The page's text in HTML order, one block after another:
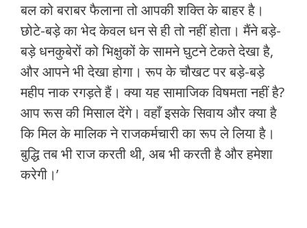
बल को बराबर फैलाना तो आपकी शक्ति के बाहर है।
छोटे-बड़े का भेद केवल धन से ही तो नहीं होता। मैंने बड़े-
बड़े धनकुबेरों को भिक्षुकों के सामने घुटने टेकते देखा है,
और आपने भी देखा होगा। रूप के चौखट पर बड़े-बड़े
महीप नाक रगड़ते हैं। क्या यह सामाजिक विषमता नहीं है?
आप रूस की मिसाल देंगे। वहाँ इसके सिवाय और क्या है
कि मिल के मालिक ने राजकर्मचारी का रूप ले लिया है।
बुद्धि तब भी राज करती थी, अब भी करती है और हमेशा
करेगी।’